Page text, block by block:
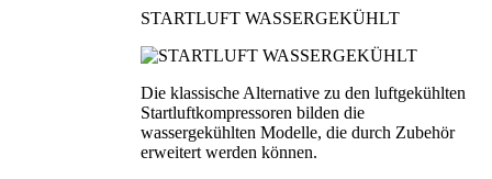
STARTLUFT WASSERGEKÜHLT
Die klassische Alternative zu den luftgekühlten
Startluftkompressoren bilden die
wassergekühlten Modelle, die durch Zubehör
erweitert werden können.